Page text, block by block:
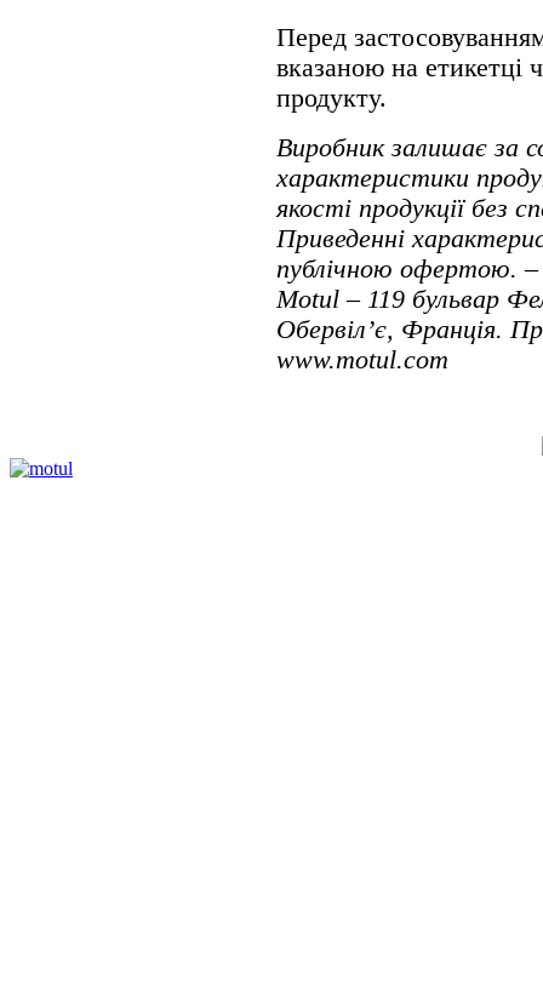
Перед
вказаною на етикетці
продукту.
Виробник залишає за
характеристики
якості продукції без
Приведенні
публічною офертою. –
Motul – 119 бульвар
Обервіл’є, Франція.
www.motul.com